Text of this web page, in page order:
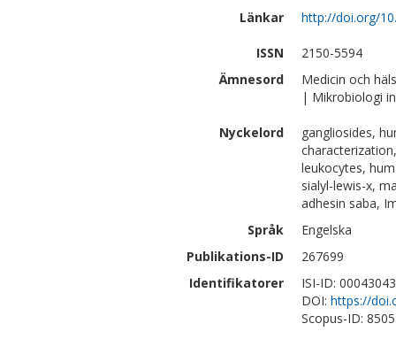
Länkar
http://doi.org/
ISSN
2150-5594
Ämnesord
Medicin och
| Mikrobiologi
Nyckelord
gangliosides,
leukocytes,
sialyl-lewis-x,
adhesin saba,
Språk
Engelska
Publikations-ID
267699
Identifikatorer
ISI-ID:
DOI: https://
Scopus-ID: